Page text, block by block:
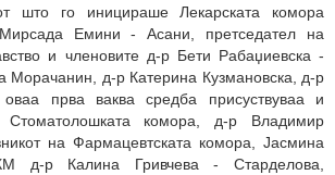
што го иницираше Лекарската комора
Мирсада Емини - Асани, претседател на
и членовите д-р Бети Рабаџиевска -
Морачанин, д-р Катерина Кузмановска, д-р
прва ваква средба присуствуваа и
Стоматолошката комора, д-р Владимир
на Фармацевтската комора, Јасмина
д-р Калина Гривчева - Старделова,